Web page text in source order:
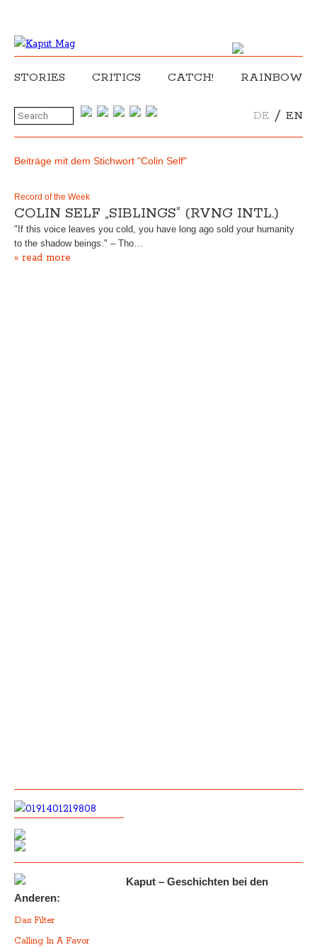
STORIES CRITICS CATCH! RAINBOW
DE / EN
Beiträge mit dem Stichwort "Colin Self"
Record of the Week
COLIN SELF „SIBLINGS“ (RVNG INTL.)
"If this voice leaves you cold, you have long ago sold your humanity
to the shadow beings." – Tho…
» read more
Kaput – Geschichten bei den
Anderen:
Das Filter
Calling In A Favor